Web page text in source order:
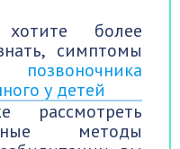
более
симптомы
у детей
методы